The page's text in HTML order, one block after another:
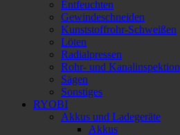
Entfeuchten
Gewindeschneiden
Kunststoffrohr-Schweißen
Löten
Radialpressen
Rohr- und Kanalinspektion
Sägen
Sonstiges
RYOBI
Akkus und Ladegeräte
Akkus